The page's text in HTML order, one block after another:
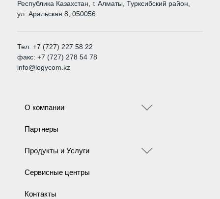
Республика Казахстан, г. Алматы, Турксибский район,
ул. Аральская 8, 050056
Тел: +7 (727) 227 58 22
факс: +7 (727) 278 54 78
info@logycom.kz
О компании
Партнеры
Продукты и Услуги
Сервисные центры
Контакты